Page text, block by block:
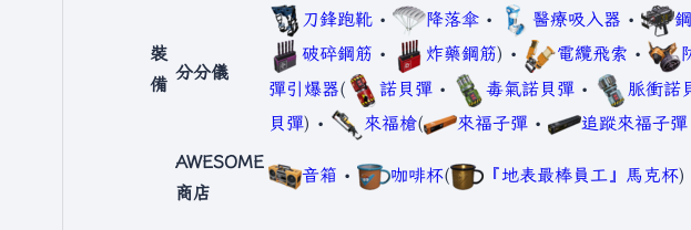
裝
備
分分儀
刀鋒跑靴 • 降落傘 • 醫療吸入器 •
破碎鋼筋 • 炸藥鋼筋) • 電纜飛索 •
彈引爆器( 諾貝彈 • 毒氣諾貝彈 • 脈衝諾
貝彈) • 來福槍( 來福子彈 • 追蹤來福子彈
AWESOME
商店
音箱 • 咖啡杯( 『地表最棒員工』馬克杯)